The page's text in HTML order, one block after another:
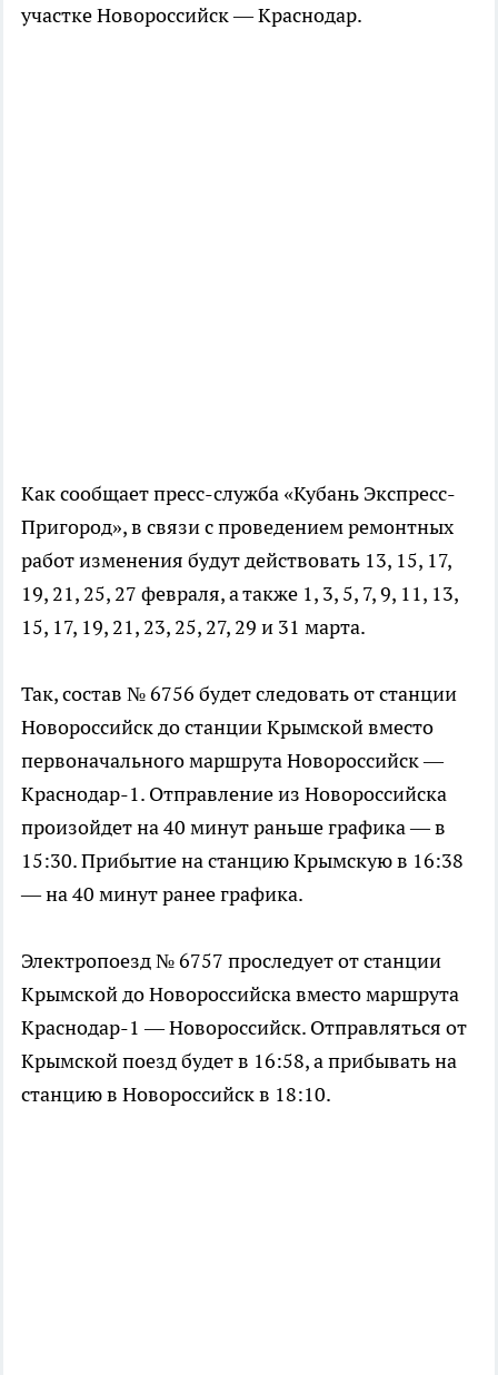
участке Новороссийск — Краснодар.
Как сообщает пресс-служба «Кубань Экспресс-
Пригород», в связи с проведением ремонтных
работ изменения будут действовать 13, 15, 17,
19, 21, 25, 27 февраля, а также 1, 3, 5, 7, 9, 11, 13,
15, 17, 19, 21, 23, 25, 27, 29 и 31 марта.
Так, состав № 6756 будет следовать от станции
Новороссийск до станции Крымской вместо
первоначального маршрута Новороссийск —
Краснодар-1. Отправление из Новороссийска
произойдет на 40 минут раньше графика — в
15:30. Прибытие на станцию Крымскую в 16:38
— на 40 минут ранее графика.
Электропоезд № 6757 проследует от станции
Крымской до Новороссийска вместо маршрута
Краснодар-1 — Новороссийск. Отправляться от
Крымской поезд будет в 16:58, а прибывать на
станцию в Новороссийск в 18:10.